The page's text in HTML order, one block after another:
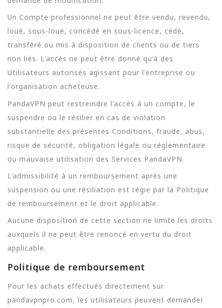
Un Compte professionnel ne peut être vendu, revendu,
loué, sous-loué, concédé en sous-licence, cédé,
transféré ou mis à disposition de clients ou de tiers
non liés. L'accès ne peut être donné qu'à des
Utilisateurs autorisés agissant pour l'entreprise ou
l'organisation acheteuse.
PandaVPN peut restreindre l'accès à un compte, le
suspendre ou le résilier en cas de violation
substantielle des présentes Conditions, fraude, abus,
risque de sécurité, obligation légale ou réglementaire
ou mauvaise utilisation des Services PandaVPN.
L'admissibilité à un remboursement après une
suspension ou une résiliation est régie par la Politique
de remboursement et le droit applicable.
Aucune disposition de cette section ne limite les droits
auxquels il ne peut être renoncé en vertu du droit
applicable.
Politique de remboursement
Pour les achats effectués directement sur
pandavpnpro.com, les utilisateurs peuvent demander